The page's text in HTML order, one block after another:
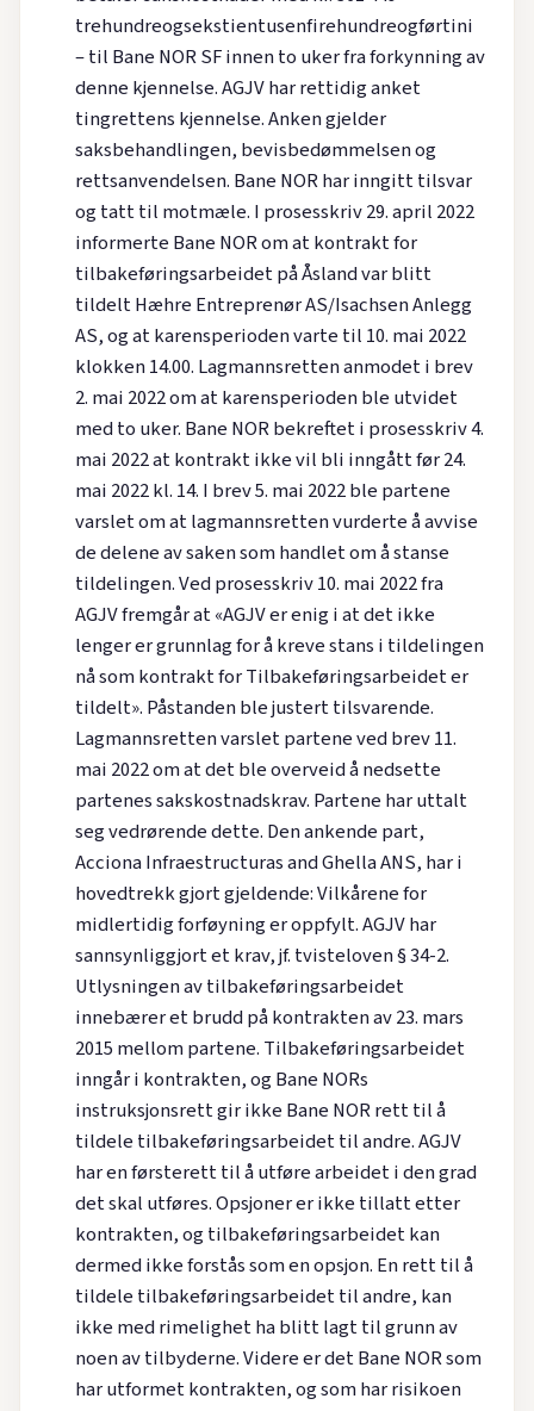
trehundreogsekstientusenfirehundreogførtini
– til Bane NOR SF innen to uker fra forkynning av
denne kjennelse. AGJV har rettidig anket
tingrettens kjennelse. Anken gjelder
saksbehandlingen, bevisbedømmelsen og
rettsanvendelsen. Bane NOR har inngitt tilsvar
og tatt til motmæle. I prosesskriv 29. april 2022
informerte Bane NOR om at kontrakt for
tilbakeføringsarbeidet på Åsland var blitt
tildelt Hæhre Entreprenør AS/Isachsen Anlegg
AS, og at karensperioden varte til 10. mai 2022
klokken 14.00. Lagmannsretten anmodet i brev
2. mai 2022 om at karensperioden ble utvidet
med to uker. Bane NOR bekreftet i prosesskriv 4.
mai 2022 at kontrakt ikke vil bli inngått før 24.
mai 2022 kl. 14. I brev 5. mai 2022 ble partene
varslet om at lagmannsretten vurderte å avvise
de delene av saken som handlet om å stanse
tildelingen. Ved prosesskriv 10. mai 2022 fra
AGJV fremgår at «AGJV er enig i at det ikke
lenger er grunnlag for å kreve stans i tildelingen
nå som kontrakt for Tilbakeføringsarbeidet er
tildelt». Påstanden ble justert tilsvarende.
Lagmannsretten varslet partene ved brev 11.
mai 2022 om at det ble overveid å nedsette
partenes sakskostnadskrav. Partene har uttalt
seg vedrørende dette. Den ankende part,
Acciona Infraestructuras and Ghella ANS, har i
hovedtrekk gjort gjeldende: Vilkårene for
midlertidig forføyning er oppfylt. AGJV har
sannsynliggjort et krav, jf. tvisteloven § 34-2.
Utlysningen av tilbakeføringsarbeidet
innebærer et brudd på kontrakten av 23. mars
2015 mellom partene. Tilbakeføringsarbeidet
inngår i kontrakten, og Bane NORs
instruksjonsrett gir ikke Bane NOR rett til å
tildele tilbakeføringsarbeidet til andre. AGJV
har en førsterett til å utføre arbeidet i den grad
det skal utføres. Opsjoner er ikke tillatt etter
kontrakten, og tilbakeføringsarbeidet kan
dermed ikke forstås som en opsjon. En rett til å
tildele tilbakeføringsarbeidet til andre, kan
ikke med rimelighet ha blitt lagt til grunn av
noen av tilbyderne. Videre er det Bane NOR som
har utformet kontrakten, og som har risikoen